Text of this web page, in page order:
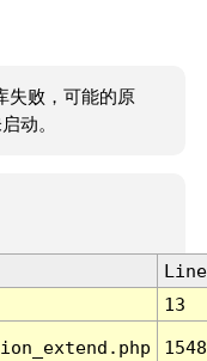
失败，可能的原
动。
Line
13
1548